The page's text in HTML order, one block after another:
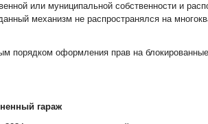
или муниципальной собственности и
механизм не распространялся на
порядком оформления прав на
гараж